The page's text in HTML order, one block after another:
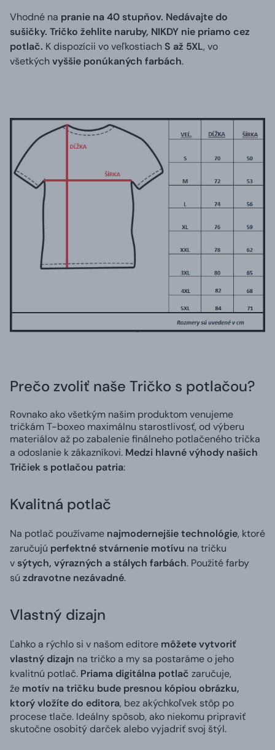
Vhodné na pranie na 40 stupňov. Nedávajte do
sušičky. Tričko žehlite naruby, NIKDY nie priamo cez
potlač. K dispozícii vo veľkostiach S až 5XL, vo
všetkýchvyššie ponúkaných farbách.
Prečo zvoliť naše Tričko s potlačou?
Rovnako ako všetkým našim produktom venujeme
tričkám T-boxeo maximálnu starostlivosť, od výberu
materiálov až po zabalenie finálneho potlačeného trička
a odoslanie k zákazníkovi. Medzi hlavné výhody našich
Tričiek s potlačou patria:
Kvalitná potlač
Na potlač používame najmodernejšie technológie, ktoré
zaručujú perfektné stvárnenie motívu na tričku
v sýtych, výrazných a stálych farbách. Použité farby
sú zdravotne nezávadné.
Vlastný dizajn
Ľahko a rýchlo si v našom editore môžete vytvoriť
vlastný dizajn na tričko a my sa postaráme o jeho
kvalitnú potlač. Priama digitálna potlač zaručuje,
že motív na tričku bude presnou kópiou obrázku,
ktorý vložíte do editora, bez akýchkoľvek stôp po
procese tlače. Ideálny spôsob, ako niekomu pripraviť
skutočne osobitý darček alebo vyjadriť svoj štýl.